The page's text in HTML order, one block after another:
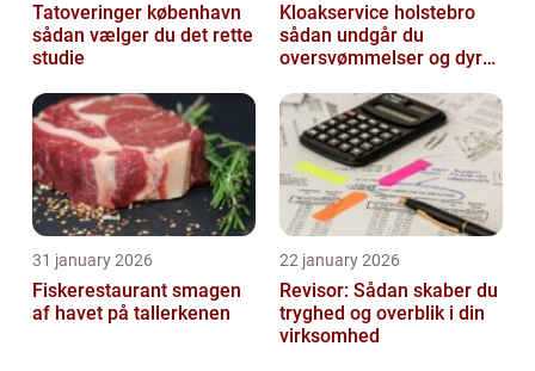
Tatoveringer københavn
sådan vælger du det rette
studie
Kloakservice holstebro
sådan undgår du
oversvømmelser og dyre
31 january 2026
Fiskerestaurant smagen
af havet på tallerkenen
22 january 2026
Revisor: Sådan skaber du
tryghed og overblik i din
virksomhed